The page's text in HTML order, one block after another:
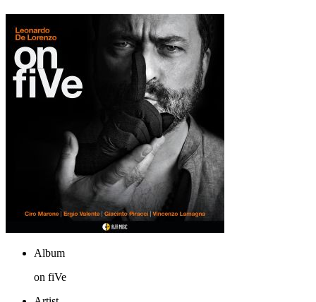
Album
on fiVe